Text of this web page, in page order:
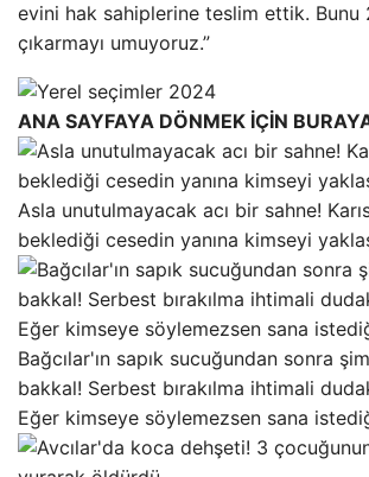
evini hak sahiplerine teslim ettik. Bunu
çıkarmayı umuyoruz.”
ANA SAYFAYA DÖNMEK İÇİN
Asla unutulmayacak acı bir sahne!
beklediği cesedin yanına kimseyi
Bağcılar'ın sapık sucuğundan sonra
bakkal! Serbest bırakılma ihtimali
Eğer kimseye söylemezsen sana